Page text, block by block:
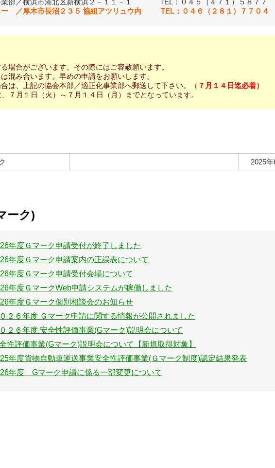
部／横浜市港北区新横浜２－１１－１ TEL：０４５（４７１）５８７７
ー ／厚木市長沼２３５ 協組アツリュウ内 TEL：０４６（２８１）７７０４
場合がございます。その際にはご容赦願います。
混み合います。早めの申請をお願いします。
は、上記の協会本部／適正化事業部へ郵送して下さい。
（ ７月１４日迄必着）
７月１日（火）～７月１４日（月）までとなっています。
2025
ーク)
年度Ｇマーク申請受付が終了しました
年度Ｇマーク申請案内の正誤表について
年度Ｇマーク申請受付会場について
年度ＧマークWeb申請システムが稼働しました
年度Ｇマーク個別相談会のお知らせ
２６年度 Ｇマーク申請に関する情報が公開されました
２６年度 安全性評価事業(Gマーク)説明会について
性評価事業(Gマーク)説明会について【新規取得対象】
年度貨物自動車運送事業安全性評価事業(Ｇマーク制度)認定結果発表
年度 Gマーク申請に係る一部変更について